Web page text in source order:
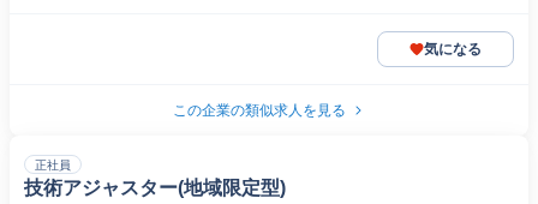
気になる
この企業の類似求人を見る
正社員
技術アジャスター(地域限定型)